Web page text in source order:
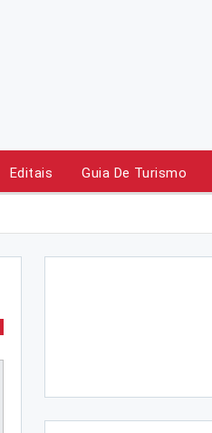
Editais Guia De Turismo